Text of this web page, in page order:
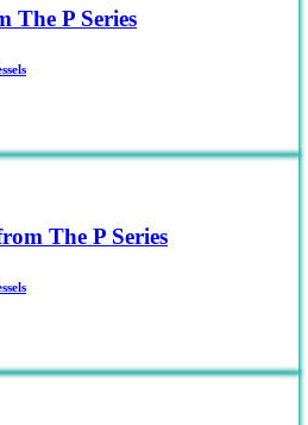
The P Series
The P Series